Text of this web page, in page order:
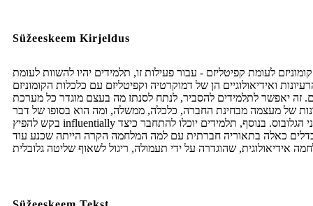
Süžeeskeem Kirjeldus
קומוניזם לעומת קפיטליזם - עבור פעילות זו, תלמידים יהיו להשוות לעומת
ואידיאולוגיים הן של דמוקרטיה וקפיטליזם עם כלכלות הקומוניזם
זה יאפשר לתלמידים להסביר, לנתח לסנתז מה בעצם מוגדר כל מערכת
של מעצמה מבחינת החברה, כלכלה, ממשלה, ומה הוא בסופו של דבר
בקש להפיץ influentially על פני הגלובוס. בנוסף, תלמידים יוכלו להתחבר כיצד
כאלה בתאוריה חברתית עם למה המלחמה הקרה הייתה שכנע עוד